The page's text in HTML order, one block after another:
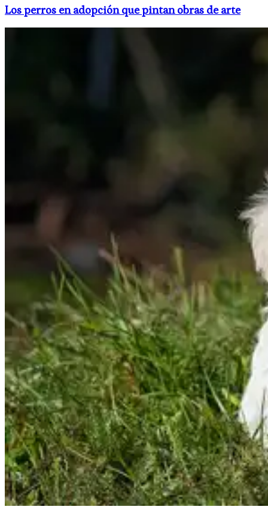
Los perros en adopción que pintan obras de arte